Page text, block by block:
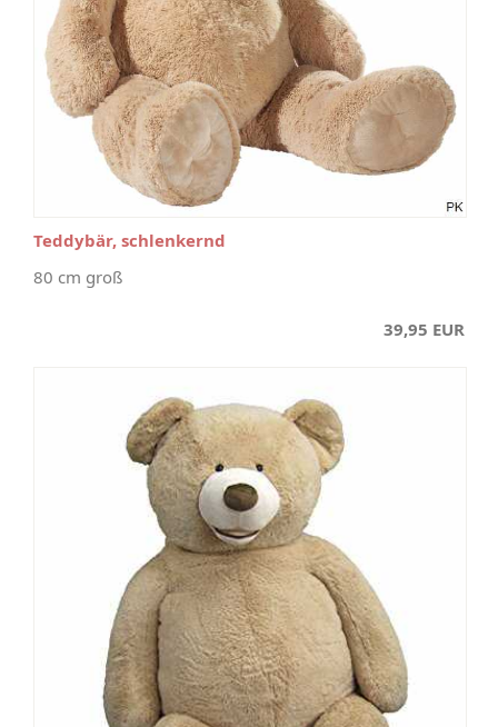
Teddybär, schlenkernd
80 cm groß
39,95 EUR